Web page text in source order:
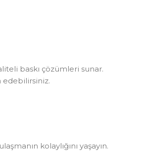
baskı çözümleri sunar.
edebilirsiniz.
kolaylığını yaşayın.